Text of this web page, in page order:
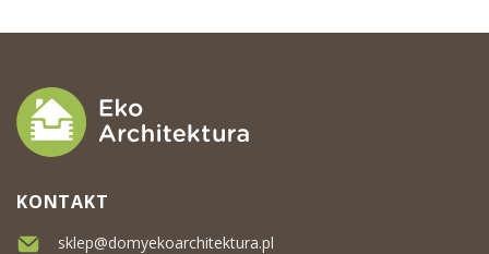
KONTAKT
sklep@domyekoarchitektura.pl